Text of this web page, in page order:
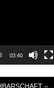
03:40